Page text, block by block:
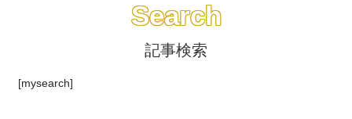
Search
記事検索
[mysearch]